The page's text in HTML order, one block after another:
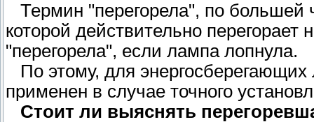
Термин "перегорела", по большей
которой действительно перегорает
"перегорела", если лампа лопнула.
По этому, для
применен в случае точного
Стоит ли выяснять